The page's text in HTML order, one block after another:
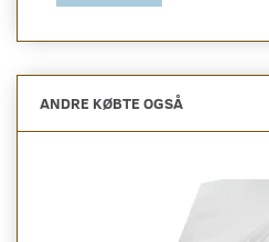
ANDRE KØBTE OGSÅ